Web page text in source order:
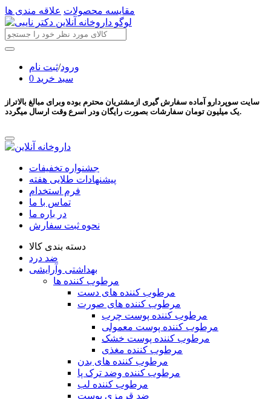
مقایسه محصولات علاقه مندی ها
ورود/ثبت نام
سبد خرید 0
سایت سوپردارو آماده سفارش گیری ازمشتریان محترم بوده وبرای مبالغ بالاتراز
یک میلیون تومان سفارشات بصورت رایگان ودر اسرع وقت ارسال میگردد.
جشنواره تخفیفات
پیشنهادات طلایی هفته
فرم استخدام
تماس با ما
در باره ما
نحوه ثبت سفارش
دسته بندی کالا
ضد درد
بهداشتی وآرایشی
مرطوب کننده ها
مرطوب کننده های دست
مرطوب کننده های صورت
مرطوب کننده پوست چرب
مرطوب کننده پوست معمولی
مرطوب کننده پوست خشک
مرطوب کننده مغذی
مرطوب کننده های بدن
مرطوب کننده وضد ترک پا
مرطوب کننده لب
ضد قرمزی پوست